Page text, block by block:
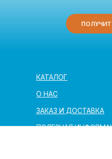
ПОЛЕЗНАЯ
ЗАКАЗ И ДОСТАВКА
О НАС
КАТАЛОГ